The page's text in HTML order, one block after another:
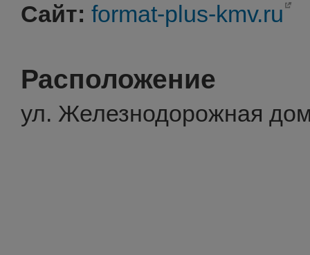
Сайт: format-plus-kmv.ru
Расположение
ул. Железнодорожная